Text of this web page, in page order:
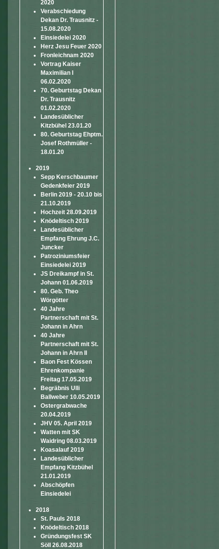
2020
Verabschiedung
Dekan Dr. Trausnitz -
15.08.2020
Einsiedelei 2020
Herz Jesu Feuer 2020
Fronleichnam 2020
Vortrag Kaiser
Maximilian I
06.02.2020
70. Geburtstag Dekan
Dr. Trausnitz
01.02.2020
Landesüblicher
Kitzbühel 23.01.20
80. Geburtstag Ehptm.
Josef Rothmüller -
18.01.20
2019
Sepp Kerschbaumer
Gedenkfeier 2019
Berlin 2019 - 20.10 bis
21.10.2019
Hochzeit 28.09.2019
Knödeltisch 2019
Landesüblicher
Empfang Ehrung J.C.
Juncker
Patroziniumsfeier
Einsiedelei 2019
JS Dreikampf in St.
Johann 01.06.2019
80. Geb. Theo
Wörgötter
40 Jahre
Partnerschaft mit St.
Johann in Ahrn
40 Jahre
Partnerschaft mit St.
Johann in Ahrn II
Baon Fest Kössen
Ehrenkompanie
Freitag 17.05.2019
Begräbnis Ulli
Ballweber 10.05.2019
Ostergrabwache
20.04.2019
JHV 05. April 2019
Watten mit SK
Waidring 08.03.2019
Koasalauf 2019
Landesüblicher
Empfang Kitzbühel
21.01.2019
Abschöpfen
Einsiedelei
2018
St. Pauls 2018
Knödeltisch 2018
Gründungsfest SK
Söll 26.08.2018